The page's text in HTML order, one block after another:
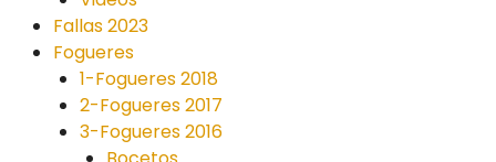
Fallas 2023
Fogueres
1-Fogueres 2018
2-Fogueres 2017
3-Fogueres 2016